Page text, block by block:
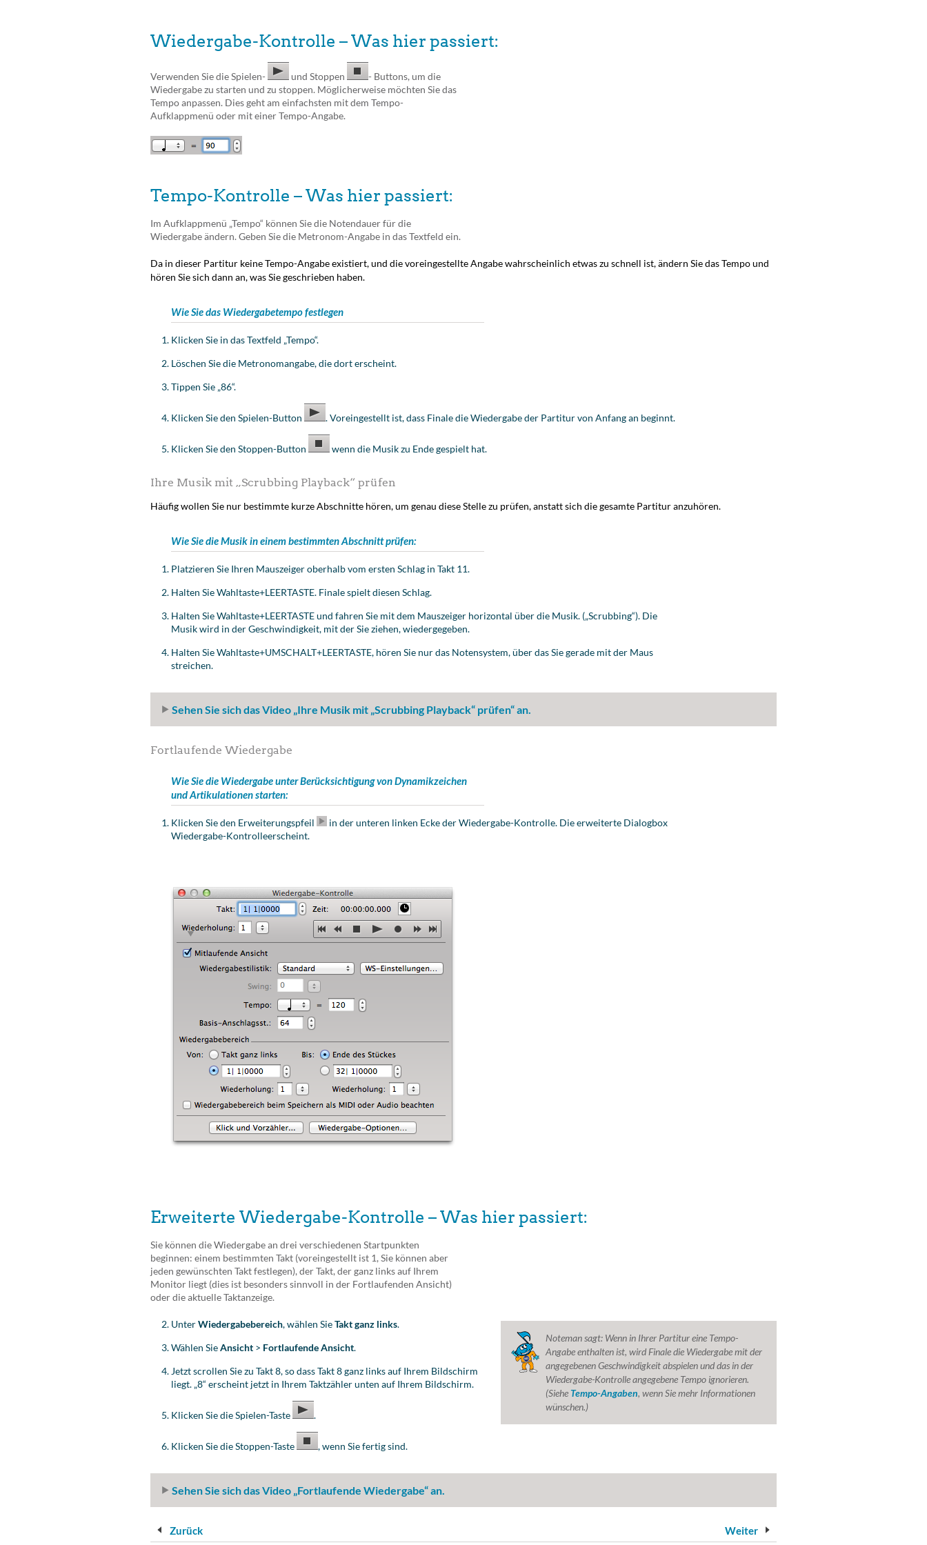
Wiedergabe-Kontrolle – Was hier passiert:
Verwenden Sie die Spielen- und Stoppen
- Buttons, um die
Wiedergabe zu starten und zu stoppen. Möglicherweise möchten Sie das
Tempo anpassen. Dies geht am einfachsten mit dem Tempo-
Aufklappmenü oder mit einer Tempo-Angabe.
Tempo-Kontrolle – Was hier passiert:
Im Aufklappmenü „Tempo“ können Sie die Notendauer für die
Wiedergabe ändern. Geben Sie die Metronom-Angabe in das Textfeld ein.
Da in dieser Partitur keine Tempo-Angabe existiert, und die voreingestellte Angabe wahrscheinlich etwas zu schnell ist, ändern Sie das Tempo und
hören Sie sich dann an, was Sie geschrieben haben.
Wie Sie das Wiedergabetempo festlegen
Klicken Sie in das Textfeld „Tempo“.
Löschen Sie die Metronomangabe, die dort erscheint.
Tippen Sie „86“.
Klicken Sie den Spielen-Button . Voreingestellt ist, dass Finale die Wiedergabe der Partitur von Anfang an beginnt.
Klicken Sie den Stoppen-Button wenn die Musik zu Ende gespielt hat.
Ihre Musik mit „Scrubbing Playback“ prüfen
Häufig wollen Sie nur bestimmte kurze Abschnitte hören, um genau diese Stelle zu prüfen, anstatt sich die gesamte Partitur anzuhören.
Wie Sie die Musik in einem bestimmten Abschnitt prüfen:
Platzieren Sie Ihren Mauszeiger oberhalb vom ersten Schlag in Takt 11.
Halten SieWahltaste+LEERTASTE. Finale spielt diesen Schlag.
Halten SieWahltaste+LEERTASTE und fahren Sie mit dem Mauszeiger horizontal über die Musik. („Scrubbing“). Die
Musik wird in der Geschwindigkeit, mit der Sie ziehen, wiedergegeben.
Halten SieWahltaste+UMSCHALT+LEERTASTE, hören Sie nur das Notensystem, über das Sie gerade mit der Maus
streichen.
Sehen Sie sich das Video „Ihre Musik mit „Scrubbing Playback“ prüfen“ an.
Fortlaufende Wiedergabe
Wie Sie die Wiedergabe unter Berücksichtigung von Dynamikzeichen
und Artikulationen starten:
Klicken Sie den Erweiterungspfeil in der unteren linken Ecke der Wiedergabe-Kontrolle. Die erweiterte Dialogbox
Wiedergabe-Kontrolleerscheint.
Erweiterte Wiedergabe-Kontrolle – Was hier passiert:
Sie können die Wiedergabe an drei verschiedenen Startpunkten
beginnen: einem bestimmten Takt (voreingestellt ist 1, Sie können aber
jeden gewünschten Takt festlegen), der Takt, der ganz links auf Ihrem
Monitor liegt (dies ist besonders sinnvoll in der Fortlaufenden Ansicht)
oder die aktuelle Taktanzeige.
Noteman sagt: Wenn in Ihrer Partitur eine Tempo-
Angabe enthalten ist, wird Finale die Wiedergabe mit der
angegebenen Geschwindigkeit abspielen und das in der
Wiedergabe-Kontrolle angegebene Tempo ignorieren.
(Siehe Tempo-Angaben, wenn Sie mehr Informationen
wünschen.)
UnterWiedergabebereich, wählen SieTakt ganz links.
Wählen SieAnsicht > Fortlaufende Ansicht.
Jetzt scrollen Sie zu Takt 8, so dass Takt 8 ganz links auf Ihrem Bildschirm
liegt. „8“ erscheint jetzt in Ihrem Taktzähler unten auf Ihrem Bildschirm.
Klicken Sie die Spielen-Taste .
Klicken Sie die Stoppen-Taste , wenn Sie fertig sind.
Sehen Sie sich das Video „Fortlaufende Wiedergabe“ an.
Zurück Weiter